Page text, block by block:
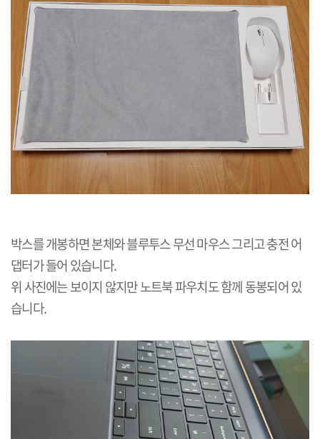
박스를 개봉하면 본체와 블루투스 무선 마우스 그리고 충전 어
댑터가 들어 있습니다.
위 사진에는 보이지 않지만 노트북 파우치도 함께 동봉되어 있
습니다.